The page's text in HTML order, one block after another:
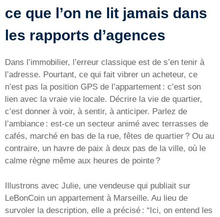
ce que l’on ne lit jamais dans
les rapports d’agences
Dans l’immobilier, l’erreur classique est de s’en tenir à
l’adresse. Pourtant, ce qui fait vibrer un acheteur, ce
n’est pas la position GPS de l’appartement : c’est son
lien avec la vraie vie locale. Décrire la vie de quartier,
c’est donner à voir, à sentir, à anticiper. Parlez de
l’ambiance : est-ce un secteur animé avec terrasses de
cafés, marché en bas de la rue, fêtes de quartier ? Ou au
contraire, un havre de paix à deux pas de la ville, où le
calme règne même aux heures de pointe ?
Illustrons avec Julie, une vendeuse qui publiait sur
LeBonCoin un appartement à Marseille. Au lieu de
survoler la description, elle a précisé : “Ici, on entend les